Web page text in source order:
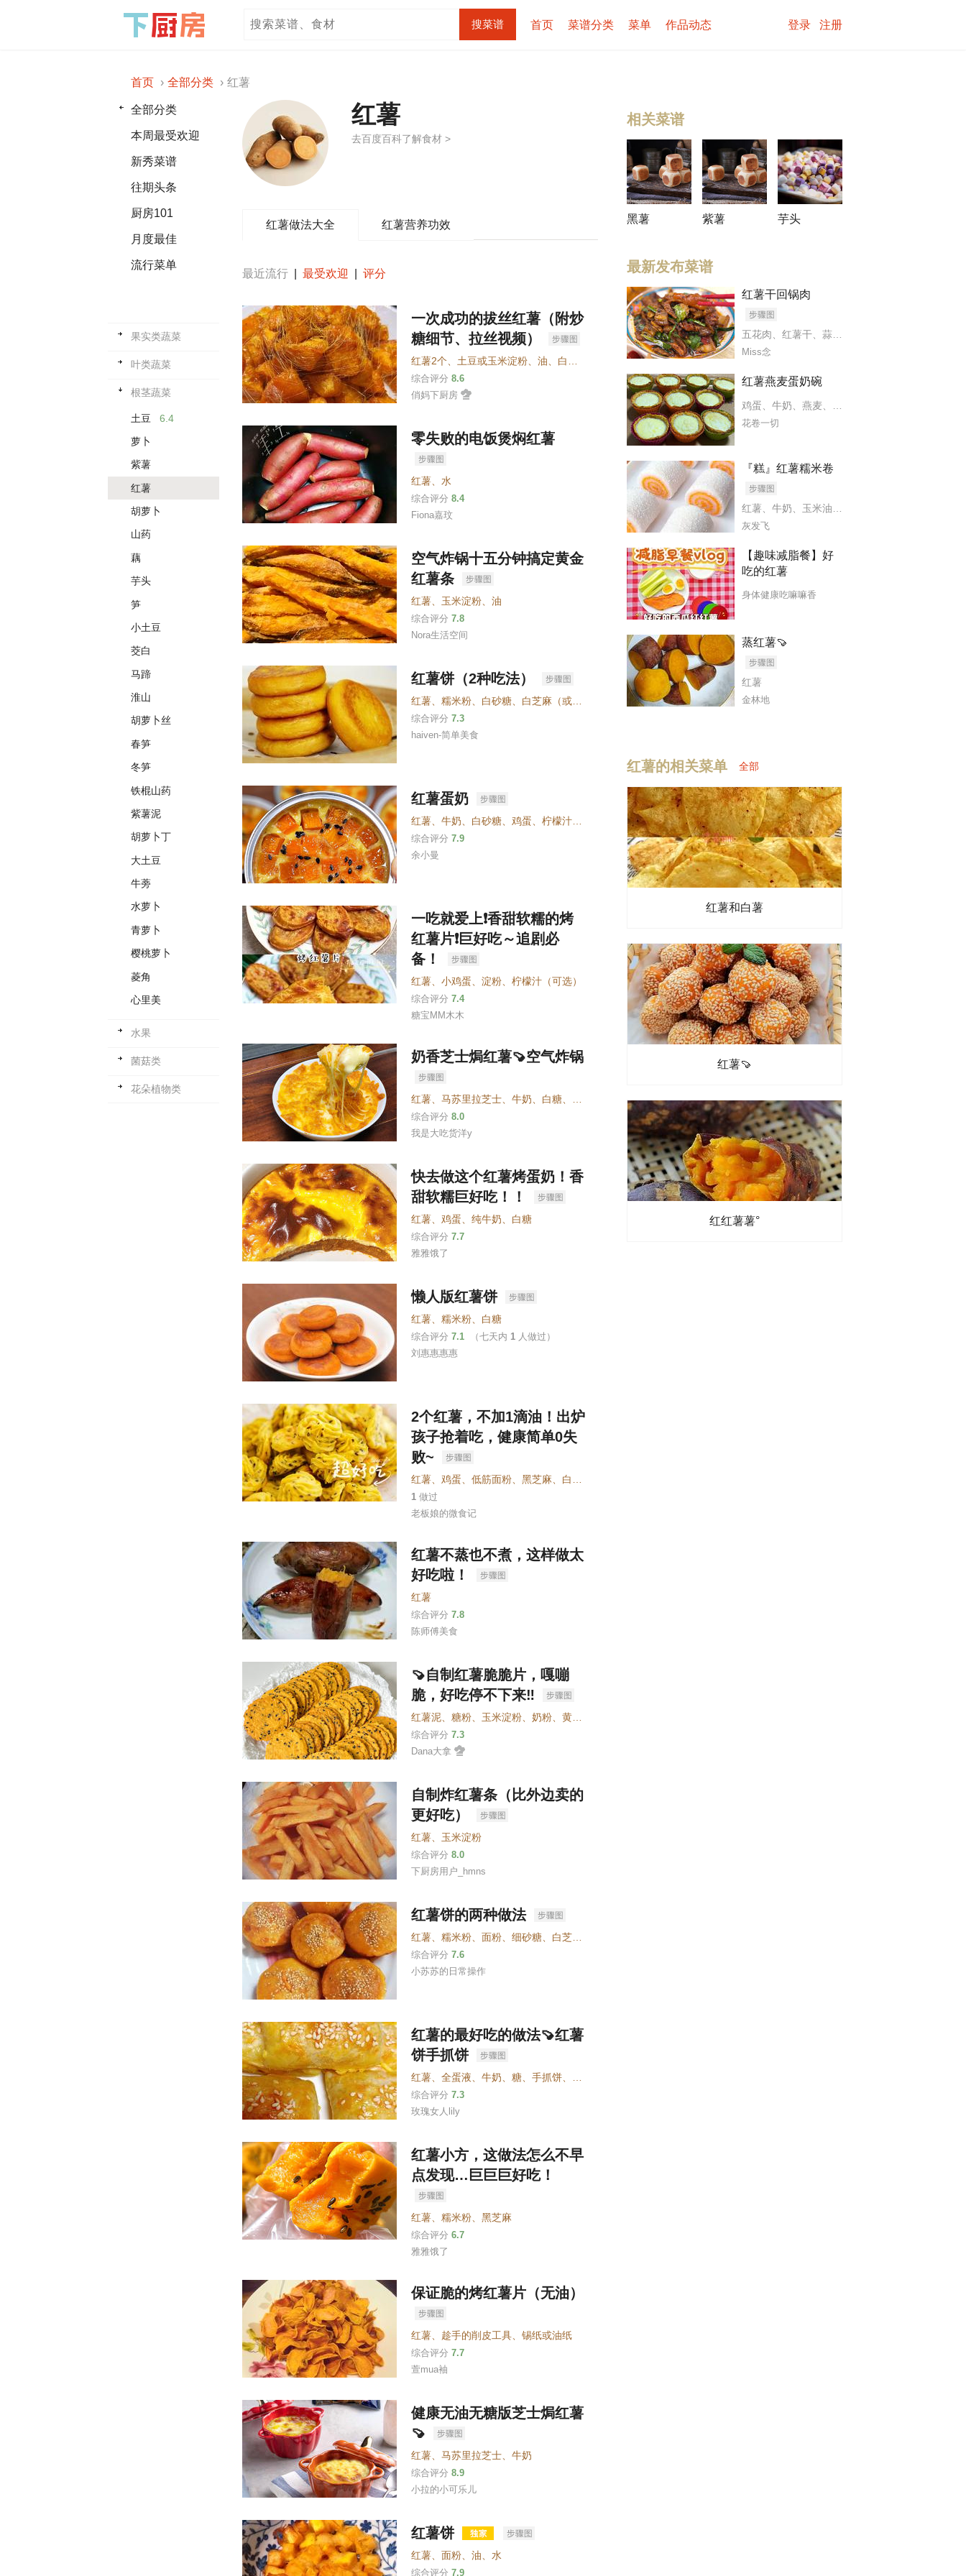
首页 菜谱分类 菜单 作品动态 登录 注册
首页 全部分类 红薯
全部分类
本周最受欢迎
新秀菜谱
往期头条
厨房101
月度最佳
流行菜单
果实类蔬菜
叶类蔬菜
根茎蔬菜
土豆 6.4
萝卜
紫薯
红薯
胡萝卜
山药
藕
芋头
笋
小土豆
茭白
马蹄
淮山
胡萝卜丝
春笋
冬笋
铁棍山药
紫薯泥
胡萝卜丁
大土豆
牛蒡
水萝卜
青萝卜
樱桃萝卜
菱角
心里美
水果
菌菇类
花朵植物类
红薯
去百度百科了解食材 >
红薯做法大全 红薯营养功效
最近流行 最受欢迎 评分
一次成功的拔丝红薯（附炒
糖细节、拉丝视频）
红薯2个 土豆或玉米淀粉 油 白糖
综合评分 8.6
俏妈下厨房
零失败的电饭煲焖红薯
红薯 水
综合评分 8.4
Fiona嘉玟
空气炸锅十五分钟搞定黄金
红薯条
红薯 玉米淀粉 油
综合评分 7.8
Nora生活空间
红薯饼（2种吃法）
红薯 糯米粉 白砂糖 白芝麻（或面包糠） 面粉（方法2）
综合评分 7.3
haiven-简单美食
红薯蛋奶
红薯 牛奶 白砂糖 鸡蛋 柠檬汁（去腥）
综合评分 7.9
余小曼
一吃就爱上❗️香甜软糯的烤
红薯片❗️巨好吃～追剧必
备！
红薯 小鸡蛋 淀粉 柠檬汁（可选）
综合评分 7.4
糖宝MM木木
奶香芝士焗红薯🍠空气炸锅
红薯 马苏里拉芝士 牛奶 白糖
综合评分 8.0
我是大吃货洋y
快去做这个红薯烤蛋奶！香
甜软糯巨好吃！！
红薯 鸡蛋 纯牛奶 白糖
综合评分 7.7
雅雅饿了
懒人版红薯饼
红薯 糯米粉 白糖
综合评分 7.1 （七天内 1 人做过）
刘惠惠惠惠
2个红薯，不加1滴油！出炉
孩子抢着吃，健康简单0失
败~
红薯 鸡蛋 低筋面粉 黑芝麻 白砂糖
1 做过
老板娘的微食记
红薯不蒸也不煮，这样做太
好吃啦！
红薯
综合评分 7.8
陈师傅美食
🍠自制红薯脆脆片，嘎嘣
脆，好吃停不下来‼️
红薯泥 糖粉 玉米淀粉 奶粉 黄油
综合评分 7.3
Dana大拿
自制炸红薯条（比外边卖的
更好吃）
红薯 玉米淀粉
综合评分 8.0
下厨房用户_hmns
红薯饼的两种做法
红薯 糯米粉 面粉 细砂糖 白芝麻
综合评分 7.6
小苏苏的日常操作
红薯的最好吃的做法🍠红薯
饼手抓饼
红薯 全蛋液 牛奶 糖 手抓饼
综合评分 7.3
玫瑰女人lily
红薯小方，这做法怎么不早
点发现…巨巨巨好吃！
红薯 糯米粉 黑芝麻
综合评分 6.7
雅雅饿了
保证脆的烤红薯片（无油）
红薯 趁手的削皮工具 锡纸或油纸
综合评分 7.7
萱mua袖
健康无油无糖版芝士焗红薯
🍠
红薯 马苏里拉芝士 牛奶
综合评分 8.9
小拉的小可乐儿
红薯饼
红薯 面粉 油 水
综合评分 7.9
相关菜谱
黑薯 紫薯 芋头
最新发布菜谱
红薯干回锅肉
五花肉 红薯干、 蒜苗
Miss念
红薯燕麦蛋奶碗
鸡蛋 牛奶 燕麦、
花卷一切
『糕』红薯糯米卷
红薯 牛奶 玉米油
灰发飞
【趣味减脂餐】好
吃的红薯
身体健康吃嘛嘛香
蒸红薯🍠
红薯
金林地
红薯的相关菜单 全部
红薯和白薯
红薯🍠
红红薯薯°